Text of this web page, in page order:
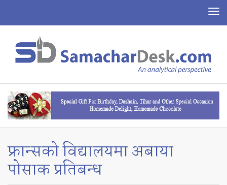
फ्रान्सको विद्यालयमा अबाया
पोसाक प्रतिबन्ध